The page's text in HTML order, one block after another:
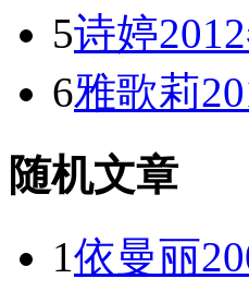
5诗婷
6雅歌莉
随机文章
1依曼丽